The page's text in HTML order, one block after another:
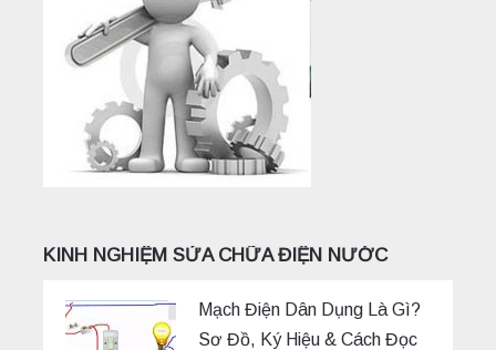
KINH NGHIỆM SỬA CHỮA ĐIỆN NƯỚC
Mạch Điện Dân Dụng Là Gì?
Sơ Đồ, Ký Hiệu & Cách Đọc